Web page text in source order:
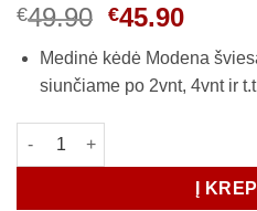
€49.90 Original
was:
€49.90.
€45.90
price
is:
Medinė kėdė Modena
siunčiame po 2vnt, 4vnt ir
produkto kiekis: Medinė kėdė
Į